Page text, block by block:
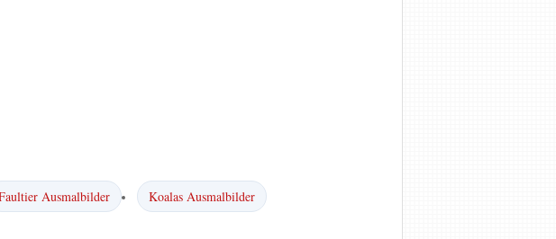
Ausmalbilder
Koalas Ausmalbilder